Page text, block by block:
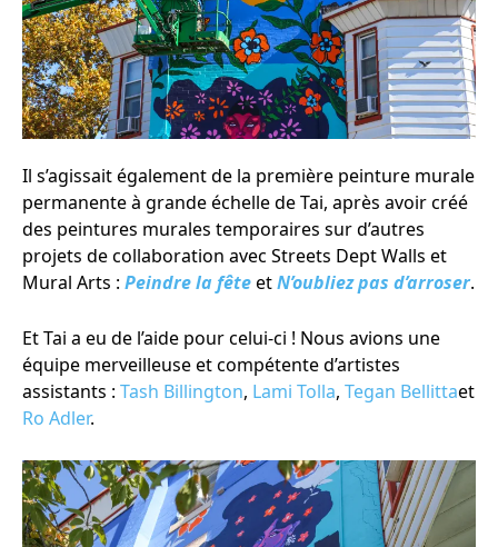
Il s’agissait également de la première peinture murale
permanente à grande échelle de Tai, après avoir créé
des peintures murales temporaires sur d’autres
projets de collaboration avec Streets Dept Walls et
Mural Arts : Peindre la fêteetN’oubliez pas d’arroser.
Et Tai a eu de l’aide pour celui-ci ! Nous avions une
équipe merveilleuse et compétente d’artistes
assistants : Tash Billington, Lami Tolla, Tegan Bellittaet
Ro Adler.